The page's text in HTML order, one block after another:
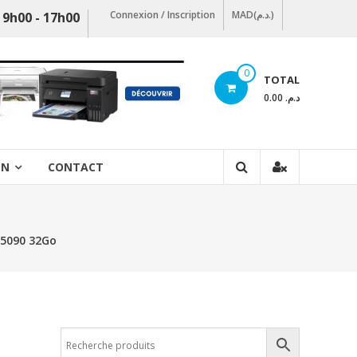
- 17h00 Connexion / Inscription MAD(د.م.)
0 TOTAL
د.م. 0.00
CONTACT
32Go